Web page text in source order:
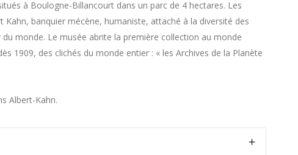
à Boulogne-Billancourt dans un parc de 4 hectares. Les
Kahn, banquier mécène, humaniste, attaché à la diversité des
monde. Le musée abrite la première collection au monde
1909, des clichés du monde entier : « les Archives de la Planète
Albert-Kahn.